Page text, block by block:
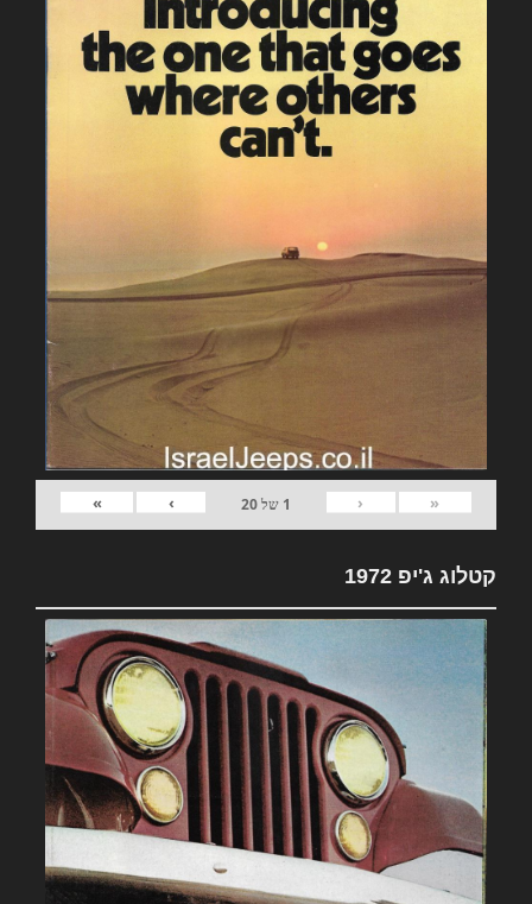
«
‹
1 של20
›
»
קטלוג ג'יפ 1972